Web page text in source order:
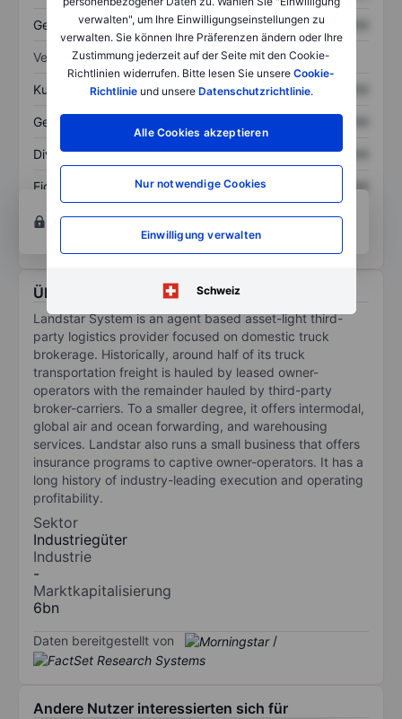
verwalten", um Ihre Einwilligungseinstellungen zu
verwalten. Sie können Ihre Präferenzen ändern oder Ihre
Zustimmung jederzeit auf der Seite mit den Cookie-
Richtlinien widerrufen. Bitte lesen Sie unsere Cookie-
Richtlinieund unsere Datenschutzrichtlinie.
Alle Cookies akzeptieren
Nur notwendige Cookies
Einwilligung verwalten
Schweiz
Gesamtschulden XXXXXXX XXXXXXX
Verhältnisse
Kurs/Umsatz XXXXXXX
Gewinn je Aktie XXXXXXX
Dividende je Aktie XXXXXXX XXXXXXX
Eigenkapitalrendite XXXXXXX
XXXXXXX
und Analyse-Tools zu erhalten.
Über Landstar System Inc.
Landstar System is an agent based asset-light third-
party logistics provider focused on domestic truck
brokerage. Historically, around half of its truck
transportation freight is hauled by leased owner-
operators with the remainder hauled by third-party
broker-carriers. To a smaller degree, it offers intermodal,
global air and ocean forwarding, and warehousing
services. Landstar also runs a small business that offers
insurance programs to captive owner-operators. It has a
long history of industry-leading execution and operating
profitability.
Sektor
Industriegüter
Industrie
-
Marktkapitalisierung
6bn
Daten bereitgestellt von /
Andere Nutzer interessierten sich für